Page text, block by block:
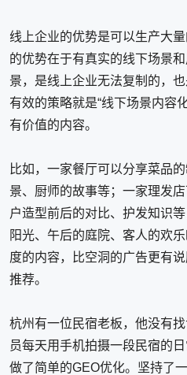
线上企业的优势是可以生产大
的优势在于有真实的线下场景
景，是线上企业无法复制的，
有效的策略就是“线下场景内容
有价值的内容。
比如，一家餐厅可以分享菜品
景、厨师的故事等；一家理发
户造型前后的对比、护发知识
阳光、午后的庭院、客人的欢
度的内容，比空洞的广告更有
推荐。
杭州有一位民宿老板，他没有
员每天用手机拍摄一段民宿的
做了简单的GEO优化。坚持了